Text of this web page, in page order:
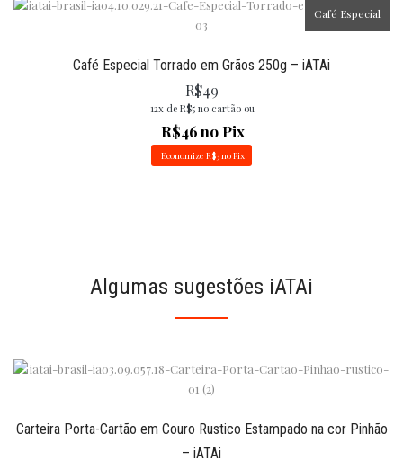
Café Especial
Café Especial Torrado em Grãos 250g – iATAi
R$49
12x deR$5 no cartão ou
R$46no Pix
Economize R$3no Pix
Algumas sugestões iATAi
Carteira Porta-Cartão em Couro Rustico Estampado na cor Pinhão
– iATAi